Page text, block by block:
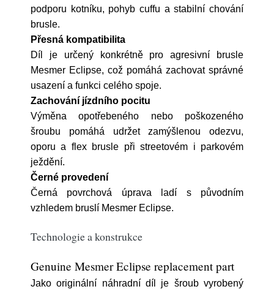
podporu kotníku, pohyb cuffu a stabilní chování
brusle.
Přesná kompatibilita
Díl je určený konkrétně pro agresivní brusle
Mesmer Eclipse, což pomáhá zachovat správné
usazení a funkci celého spoje.
Zachování jízdního pocitu
Výměna opotřebeného nebo poškozeného
šroubu pomáhá udržet zamýšlenou odezvu,
oporu a flex brusle při streetovém i parkovém
ježdění.
Černé provedení
Černá povrchová úprava ladí s původním
vzhledem bruslí Mesmer Eclipse.
Technologie a konstrukce
Genuine Mesmer Eclipse replacement part
Jako originální náhradní díl je šroub vyrobený